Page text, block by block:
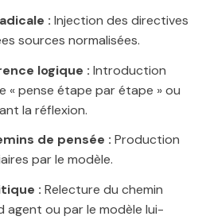
: Injection des directives
sources normalisées.
logique : Introduction
« pense étape par étape » ou
la réflexion.
de pensée : Production
par le modèle.
: Relecture du chemin
agent ou par le modèle lui-